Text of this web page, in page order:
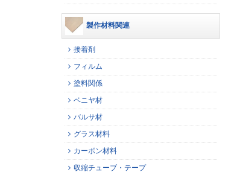
製作材料関連
接着剤
フィルム
塗料関係
ベニヤ材
バルサ材
グラス材料
カーボン材料
収縮チューブ・テープ